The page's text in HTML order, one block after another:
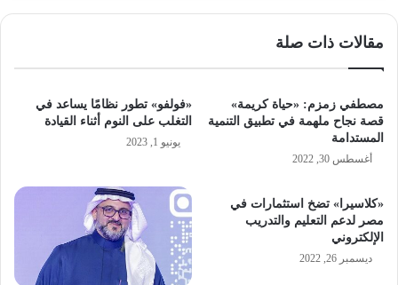
مقالات ذات صلة
مصطفي زمزم: «حياة كريمة»
قصة نجاح ملهمة في تطبيق التنمية
المستدامة
أغسطس 30, 2022
«فولفو» تطور نظامًا يساعد في
التغلب على النوم أثناء القيادة
يونيو 1, 2023
«كلاسيرا» تضخ استثمارات في
مصر لدعم التعليم والتدريب
الإلكتروني
ديسمبر 26, 2022